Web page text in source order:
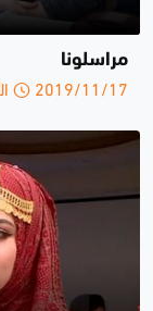
مراسلونا
2019/11/17 الأحد 17:03 م